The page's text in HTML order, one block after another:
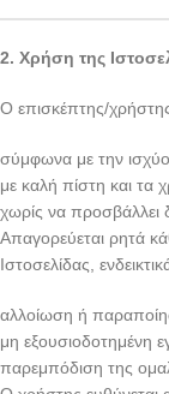
2. Χρήση της
Ο επισκέπτης/χρήστης
σύμφωνα με την
με καλή πίστη και τα
χωρίς να προσβάλλει
Απαγορεύεται ρητά
Ιστοσελίδας,
αλλοίωση ή
μη εξουσιοδοτημένη
παρεμπόδιση της